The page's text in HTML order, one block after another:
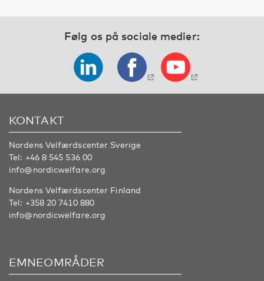
Følg os på sociale medier:
KONTAKT
Nordens Velfærdscenter Sverige
Tel: +46 8 545 536 00
info@nordicwelfare.org
Nordens Velfærdscenter Finland
Tel: +358 20 7410 880
info@nordicwelfare.org
EMNEOMRÅDER